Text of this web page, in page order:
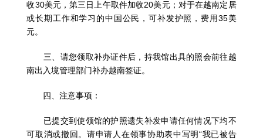
收30美元，第三日上午取件加收20美元；对于在越南定居
或长期工作和学习的中国公民，可补发护照，费用35美
元。
三、请您领取补办证件后，持我馆出具的照会前往越
南出入境管理部门补办越南签证。
四、注意事项：
已提交到使领馆的护照遗失补发申请任何情况下均不
可取消或撤回。请申请人在领事协助表中写明“我已被告